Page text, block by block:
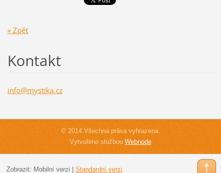
« Zpět
Kontakt
info@mystika.cz
© 2014 Všechna práva vyhrazena.
Vytvořeno službouWebnode
Zobrazit: Mobilní verzi Standardní verzi